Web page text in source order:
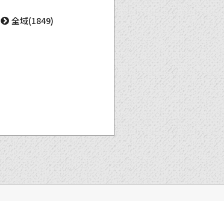
全域(1849)